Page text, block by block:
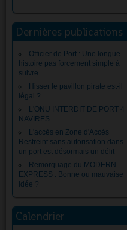
Dernières publications
Officier de Port : Une longue
histoire pas forcement simple à
suivre
Hisser le pavillon pirate est-il
légal ?
L'ONU INTERDIT DE PORT 4
NAVIRES
L'accès en Zone d'Accès
Restreint sans autorisation dans
un port est désormais un délit
Remorquage du MODERN
EXPRESS : Bonne ou mauvaise
idée ?
Calendrier